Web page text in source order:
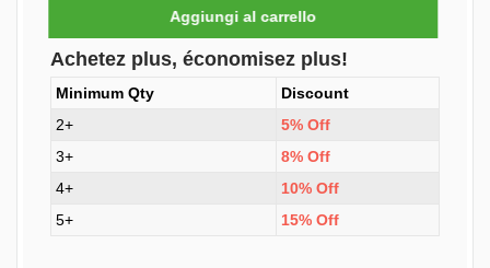
Achetez plus, économisez plus!
Minimum Qty
Discount
2+
5% Off
3+
8% Off
4+
10% Off
5+
15% Off